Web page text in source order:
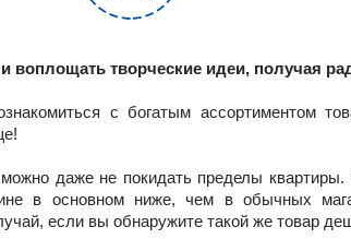
творческие идеи, получая
с богатым ассортиментом
даже не покидать пределы
в основном ниже, чем в обычных
если вы обнаружите такой же товар